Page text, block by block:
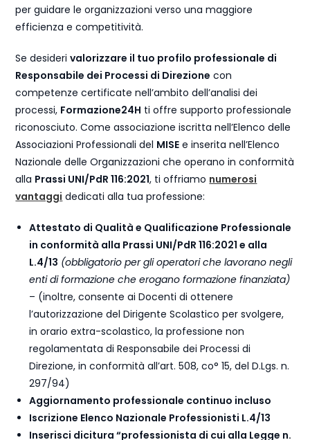
per guidare le organizzazioni verso una maggiore
efficienza e competitività.
Se desiderivalorizzare il tuo profilo professionale di
Responsabile dei Processi di Direzione con
competenze certificate nell’ambito dell’analisi dei
processi, Formazione24H ti offre supporto professionale
riconosciuto. Come associazione iscritta nell’Elenco delle
Associazioni Professionali del MISE e inserita nell’Elenco
Nazionale delle Organizzazioni che operano in conformità
alla Prassi UNI/PdR 116:2021, ti offriamo numerosi
vantaggi dedicati alla tua professione:
Attestato di Qualità e Qualificazione Professionale
in conformità alla Prassi UNI/PdR 116:2021 e alla
L.4/13 (obbligatorio per gli operatori che lavorano negli
enti di formazione che erogano formazione finanziata)
– (inoltre, consente ai Docenti di ottenere
l’autorizzazione del Dirigente Scolastico per svolgere,
in orario extra-scolastico, la professione non
regolamentata di Responsabile dei Processi di
Direzione, in conformità all’art. 508, co° 15, del D.Lgs. n.
297/94)
Aggiornamento professionale continuo incluso
Iscrizione Elenco Nazionale Professionisti L.4/13
Inserisci dicitura “professionista di cui alla Legge n.